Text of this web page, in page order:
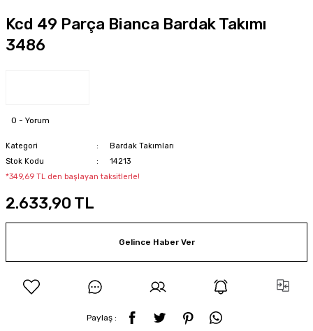
Kcd 49 Parça Bianca Bardak Takımı
3486
0 - Yorum
Kategori
Bardak Takımları
Stok Kodu
14213
*349,69 TL den başlayan taksitlerle!
2.633,90 TL
Gelince Haber Ver
Paylaş :